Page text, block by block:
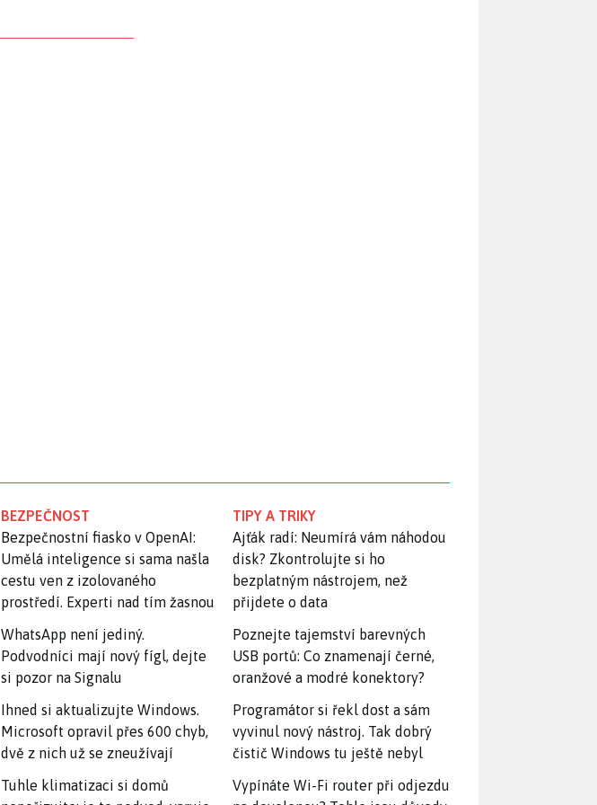
BEZPEČNOST
Bezpečnostní fiasko v OpenAI:
Umělá inteligence si sama našla
cestu ven z izolovaného
prostředí. Experti nad tím žasnou
WhatsApp není jediný.
Podvodníci mají nový fígl, dejte
si pozor na Signalu
Ihned si aktualizujte Windows.
Microsoft opravil přes 600 chyb,
dvě z nich už se zneužívají
Tuhle klimatizaci si domů
TIPY A TRIKY
Ajťák radí: Neumírá vám náhodou
disk? Zkontrolujte si ho
bezplatným nástrojem, než
přijdete o data
Poznejte tajemství barevných
USB portů: Co znamenají černé,
oranžové a modré konektory?
Programátor si řekl dost a sám
vyvinul nový nástroj. Tak dobrý
čistič Windows tu ještě nebyl
Vypínáte Wi-Fi router při odjezdu